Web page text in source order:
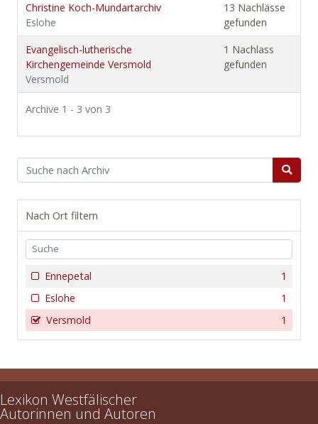
Christine Koch-Mundartarchiv
Eslohe
13 Nachlässe
gefunden
Evangelisch-lutherische
Kirchengemeinde Versmold
Versmold
1 Nachlass
gefunden
Archive 1 - 3 von 3
Nach Ort filtern
1
Ennepetal
1
Eslohe
1
Versmold
Lexikon Westfälischer
Autorinnen und Autoren